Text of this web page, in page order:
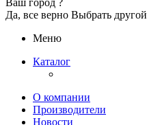
Ваш город ?
Да, все верно Выбрать другой
Меню
Каталог
О компании
Производители
Новости